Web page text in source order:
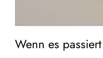
Wenn es passiert